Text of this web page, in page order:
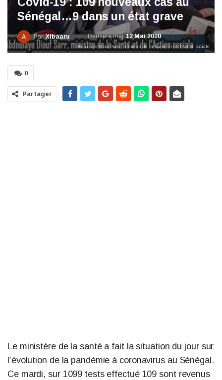
Sénégal…9 dans un état grave
ParXibaaru Dernière maj 12 Mai 2020
Abdoulaye Diouf Sarr, ministre de la Santé et de l'Action sociale
0
Partager
Le ministère de la santé a fait la situation du jour sur
l’évolution de la pandémie à coronavirus au Sénégal.
Ce mardi, sur 1099 tests effectué 109 sont revenus